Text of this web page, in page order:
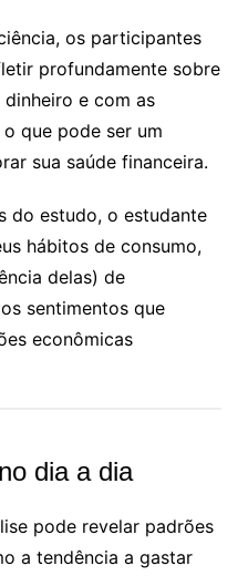
os participantes
profundamente sobre
e com as
que pode ser um
sua saúde financeira.
do estudo, o estudante
hábitos de consumo,
delas) de
sentimentos que
econômicas
dia a dia
pode revelar padrões
a tendência a gastar